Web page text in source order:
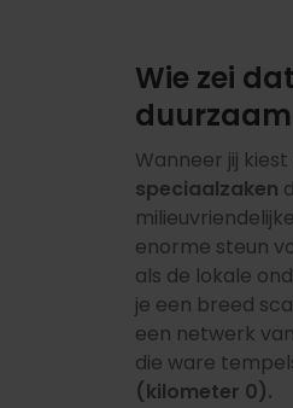
Wie zei
Wanneer jij
speciaalzaken
enorme steun
als de lokale
je een breed
een netwerk van
die ware
(kilometer 0).